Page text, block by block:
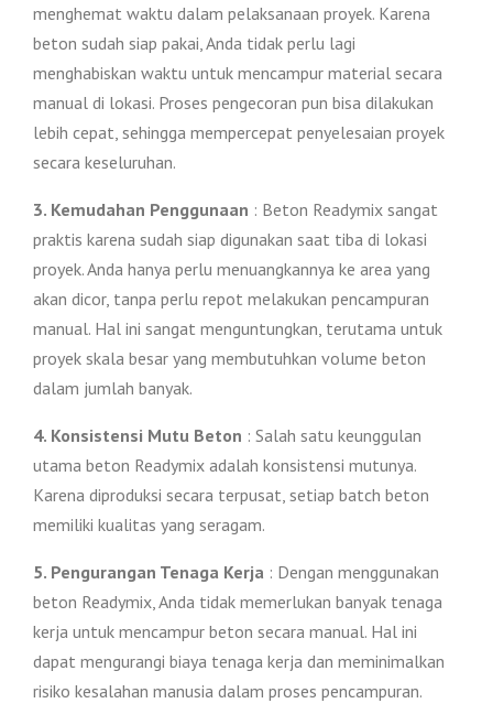
menghemat waktu dalam pelaksanaan proyek. Karena
beton sudah siap pakai, Anda tidak perlu lagi
menghabiskan waktu untuk mencampur material secara
manual di lokasi. Proses pengecoran pun bisa dilakukan
lebih cepat, sehingga mempercepat penyelesaian proyek
secara keseluruhan.
3. Kemudahan Penggunaan : Beton Readymix sangat
praktis karena sudah siap digunakan saat tiba di lokasi
proyek. Anda hanya perlu menuangkannya ke area yang
akan dicor, tanpa perlu repot melakukan pencampuran
manual. Hal ini sangat menguntungkan, terutama untuk
proyek skala besar yang membutuhkan volume beton
dalam jumlah banyak.
4. Konsistensi Mutu Beton : Salah satu keunggulan
utama beton Readymix adalah konsistensi mutunya.
Karena diproduksi secara terpusat, setiap batch beton
memiliki kualitas yang seragam.
5. Pengurangan Tenaga Kerja : Dengan menggunakan
beton Readymix, Anda tidak memerlukan banyak tenaga
kerja untuk mencampur beton secara manual. Hal ini
dapat mengurangi biaya tenaga kerja dan meminimalkan
risiko kesalahan manusia dalam proses pencampuran.